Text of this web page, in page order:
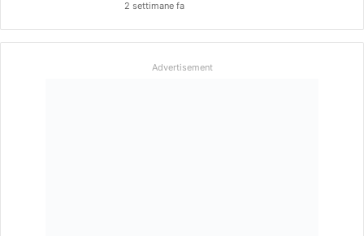
2 settimane fa
Advertisement